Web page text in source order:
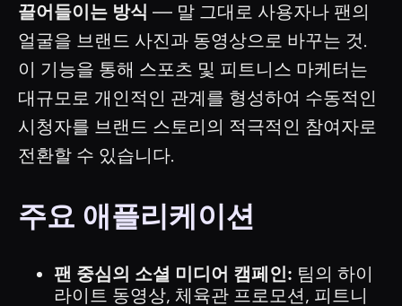
끌어들이는 방식 — 말 그대로 사용자나 팬의
얼굴을 브랜드 사진과 동영상으로 바꾸는 것.
이 기능을 통해 스포츠 및 피트니스 마케터는
대규모로 개인적인 관계를 형성하여 수동적인
시청자를 브랜드 스토리의 적극적인 참여자로
전환할 수 있습니다.
주요 애플리케이션
팬 중심의 소셜 미디어 캠페인: 팀의 하이
라이트 동영상, 체육관 프로모션, 피트니